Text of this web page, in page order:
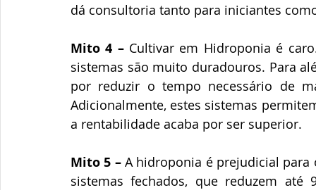
dá consultoria tanto para iniciantes
Mito 4 – Cultivar em Hidroponia é
sistemas são muito duradouros. Para
por reduzir o tempo necessário de
Adicionalmente, estes sistemas
a rentabilidade acaba por ser superior.
Mito 5 – A hidroponia é prejudicial para
sistemas fechados, que reduzem